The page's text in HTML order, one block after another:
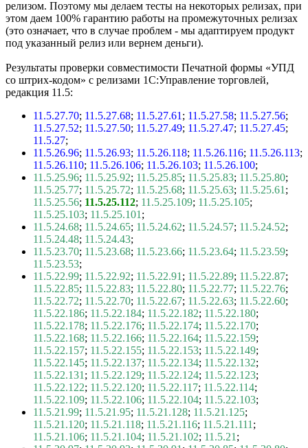
релизом. Поэтому мы делаем тесты на некоторых релизах, при
этом даем 100% гарантию работы на промежуточных релизах
(это означает, что в случае проблем - мы адаптируем продукт
под указанный релиз или вернем деньги).
Результаты проверки совместимости Печатной формы «УПД
со штрих-кодом» с релизами 1С:Управление торговлей,
редакция 11.5:
11.5.27.70; 11.5.27.68; 11.5.27.61 ; 11.5.27.58; 11.5.27.56;
11.5.27.52; 11.5.27.50; 11.5.27.49; 11.5.27.47; 11.5.27.45;
11.5.27;
11.5.26.96; 11.5.26.93; 11.5.26.118; 11.5.26.116; 11.5.26.113;
11.5.26.110; 11.5.26.106; 11.5.26.103; 11.5.26.100;
11.5.25.96; 11.5.25.92; 11.5.25.85; 11.5.25.83; 11.5.25.80;
11.5.25.77; 11.5.25.72; 11.5.25.68; 11.5.25.63; 11.5.25.61 ;
11.5.25.56; 11.5.25.112; 11.5.25.109; 11.5.25.105;
11.5.25.103; 11.5.25.101 ;
11.5.24.68; 11.5.24.65; 11.5.24.62; 11.5.24.57; 11.5.24.52;
11.5.24.48; 11.5.24.43;
11.5.23.70; 11.5.23.68; 11.5.23.66; 11.5.23.64; 11.5.23.59;
11.5.23.53;
11.5.22.99; 11.5.22.92; 11.5.22.91 ; 11.5.22.89; 11.5.22.87;
11.5.22.85; 11.5.22.83; 11.5.22.80; 11.5.22.77; 11.5.22.76;
11.5.22.72; 11.5.22.70; 11.5.22.67; 11.5.22.63; 11.5.22.60;
11.5.22.186; 11.5.22.184; 11.5.22.182; 11.5.22.180;
11.5.22.178; 11.5.22.176; 11.5.22.174; 11.5.22.170;
11.5.22.168; 11.5.22.166; 11.5.22.164; 11.5.22.159;
11.5.22.157; 11.5.22.155; 11.5.22.153; 11.5.22.149;
11.5.22.145; 11.5.22.137; 11.5.22.134; 11.5.22.132;
11.5.22.131 ; 11.5.22.129; 11.5.22.124; 11.5.22.123;
11.5.22.122; 11.5.22.120; 11.5.22.117; 11.5.22.114;
11.5.22.109; 11.5.22.106; 11.5.22.104; 11.5.22.103;
11.5.21.99; 11.5.21.95; 11.5.21.128; 11.5.21.125;
11.5.21.120; 11.5.21.118; 11.5.21.116; 11.5.21.111 ;
11.5.21.106; 11.5.21.104; 11.5.21.102; 11.5.21 ;